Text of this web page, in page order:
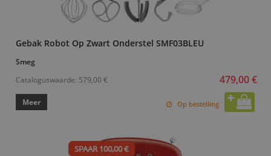
Gebak Robot Op Zwart Onderstel SMF03BLEU
Smeg
Cataloguswaarde: 579,00 € 479,00 €
Meer Op bestelling
SPAAR 100,00 €